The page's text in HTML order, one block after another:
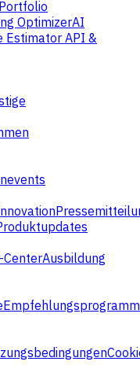
Portfolio
OptimizerAI
Estimator API &
Ausbildung
Empfehlungsprogramm